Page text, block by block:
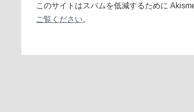
このサイトはスパムを低減するために
ご覧ください。